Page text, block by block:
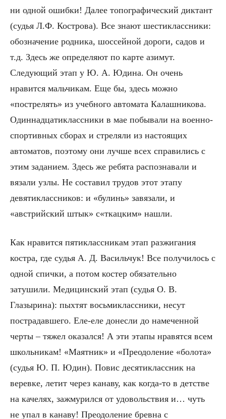
ни одной ошибки! Далее топографический диктант
(судья Л.Ф. Кострова). Все знают шестиклассники:
обозначение родника, шоссейной дороги, садов и
т.д. Здесь же определяют по карте азимут.
Следующий этап у Ю. А. Юдина. Он очень
нравится мальчикам. Еще бы, здесь можно
«пострелять» из учебного автомата Калашникова.
Одиннадцатиклассники в мае побывали на военно-
спортивных сборах и стреляли из настоящих
автоматов, поэтому они лучше всех справились с
этим заданием. Здесь же ребята распознавали и
вязали узлы. Не составил трудов этот этапу
девятиклассников: и «булинь» завязали, и
«австрийский штык» с«ткацким» нашли.
Как нравится пятиклассникам этап разжигания
костра, где судья А. Д. Васильчук! Все получилось с
одной спички, а потом костер обязательно
затушили. Медицинский этап (судья О. В.
Глазырина): пыхтят восьмиклассники, несут
пострадавшего. Еле-еле донесли до намеченной
черты – тяжел оказался! А эти этапы нравятся всем
школьникам! «Маятник» и «Преодоление «болота»
(судья Ю. П. Юдин). Повис десятиклассник на
веревке, летит через канаву, как когда-то в детстве
на качелях, зажмурился от удовольствия и… чуть
не упал в канаву! Преодоление бревна с